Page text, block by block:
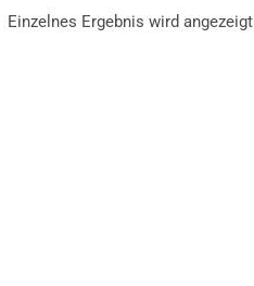
Einzelnes Ergebnis wird angezeigt